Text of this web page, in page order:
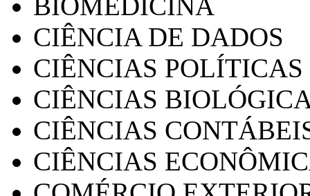
CIÊNCIA DE DADOS
CIÊNCIAS POLÍTICAS
CIÊNCIAS
CIÊNCIAS
CIÊNCIAS